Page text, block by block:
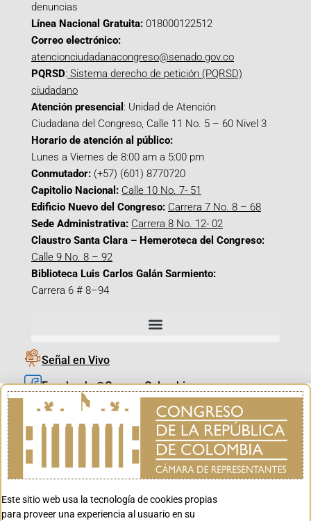
denuncias
Línea Nacional Gratuita: 018000122512
Correo electrónico:
atencionciudadanacongreso@senado.gov.co
PQRSD: Sistema derecho de petición (PQRSD)
ciudadano
Atención presencial : Unidad de Atención
Ciudadana del Congreso, Calle 11 No. 5 – 60 Nivel 3
Horario de atención al público:
Lunes a Viernes de 8:00 am a 5:00 pm
Conmutador: (+57) (601) 8770720
Capitolio Nacional: Calle 10 No. 7- 51
Edificio Nuevo del Congreso: Carrera 7 No. 8 – 68
Sede Administrativa: Carrera 8 No. 12- 02
Claustro Santa Clara – Hemeroteca del Congreso:
Calle 9 No. 8 – 92
Biblioteca Luis Carlos Galán Sarmiento:
Carrera 6 # 8–94
Señal en Vivo
Facebook_@CamaraColombia
Instagram_@CamaraColombia
X_@CamaraColombia
Youtube_@CamaraColombia
Youtube_@CanalCongreso
Este sitio web usa la tecnología de cookies propias
para proveer una experiencia al usuario en su